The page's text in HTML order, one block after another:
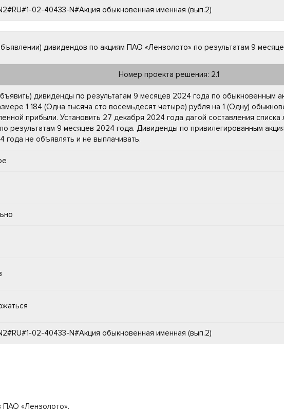
02-40433-N#Акция обыкновенная именная (вып.2)
дивидендов по акциям ПАО «Лензолото» по результатам 9
Номер проекта решения: 2.1
дивиденды по результатам 9 месяцев 2024 года по обыкновенным
1 184 (Одна тысяча сто восемьдесят четыре) рубля на 1 (Одну)
прибыли. Установить 27 декабря 2024 года датой составления
результатам 9 месяцев 2024 года. Дивиденды по привилегированным
года не объявлять и не выплачивать.
02-40433-N#Акция обыкновенная именная (вып.2)
ПАО «Лензолото».